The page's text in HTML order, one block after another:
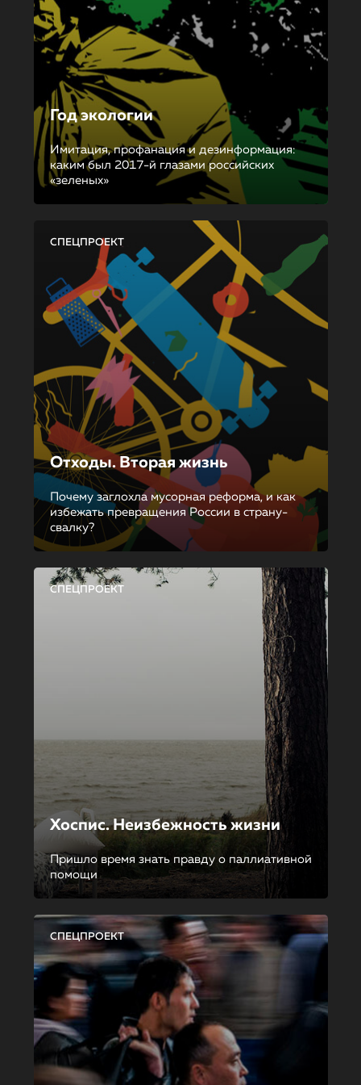
Год экологии
Имитация, профанация и дезинформация:
каким был 2017-й глазами российских
«зеленых»
СПЕЦПРОЕКТ
Отходы. Вторая жизнь
Почему заглохла мусорная реформа, и как
избежать превращения России в страну-
свалку?
СПЕЦПРОЕКТ
Хоспис. Неизбежность жизни
Пришло время знать правду о паллиативной
помощи
СПЕЦПРОЕКТ